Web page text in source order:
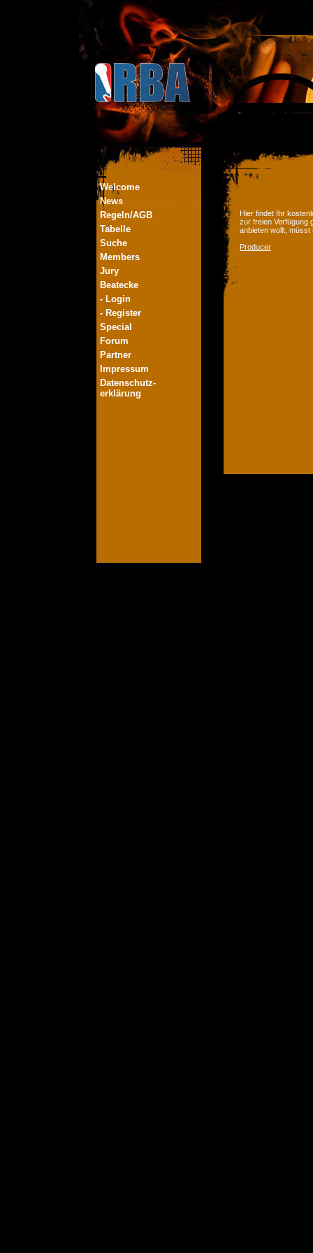
Welcome
News
Regeln/AGB
Tabelle
Suche
Members
Jury
Beatecke
- Login
- Register
Special
Forum
Partner
Impressum
Datenschutz-
erklärung
Hier findet Ihr
zur freien Verfügung
anbieten wollt,
Producer